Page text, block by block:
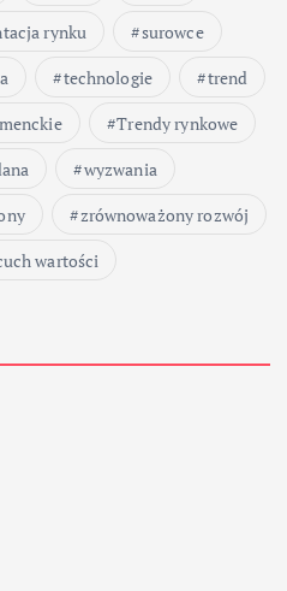
rynku
surowce
technologie
trend
Trendy rynkowe
wyzwania
zrównoważony rozwój
wartości